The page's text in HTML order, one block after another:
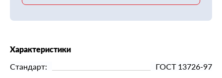
Характеристики
Стандарт:
ГОСТ 13726-97